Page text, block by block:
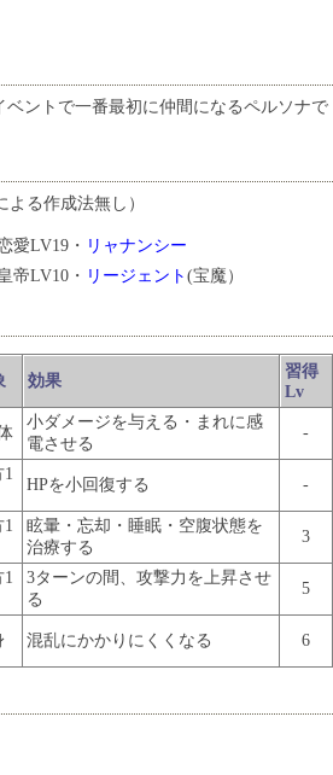
ベントで一番最初に仲間になるペルソナで
よる作成法無し）
愛LV19・ リャナンシー
帝LV10・ リージェント (宝魔）
効果
習得
Lv
小ダメージを与える・まれに感
電させる
-
1
HPを小回復する -
1
眩暈・忘却・睡眠・空腹状態を
治療する
3
1
3ターンの間、攻撃力を上昇させ
る
5
混乱にかかりにくくなる 6